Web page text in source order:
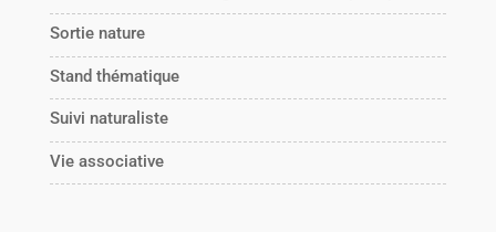
Sortie nature
Stand thématique
Suivi naturaliste
Vie associative